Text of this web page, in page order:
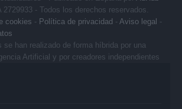
2729933 - Todos los derechos reservados.
cookies - Política de privacidad - Aviso legal -
se han realizado de forma híbrida por una
Artificial y por creadores independientes